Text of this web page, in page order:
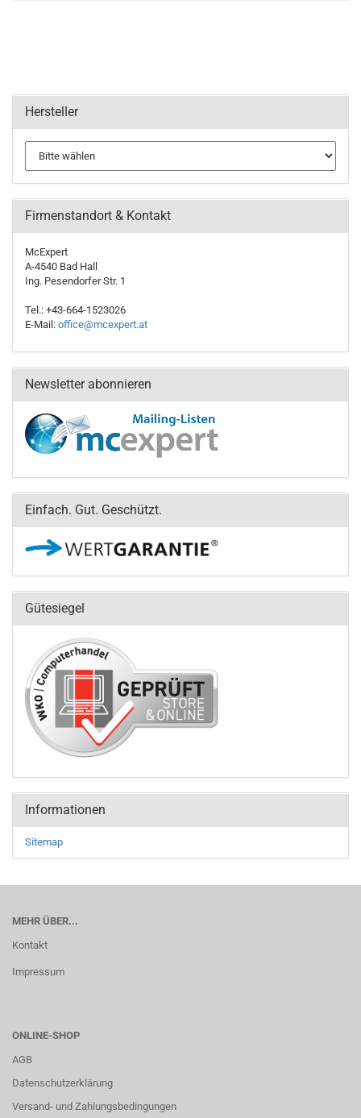
Hersteller
Firmenstandort & Kontakt
McExpert
A-4540 Bad Hall
Ing. Pesendorfer Str. 1
Tel.: +43-664-1523026
E-Mail: office@mcexpert.at
Newsletter abonnieren
Einfach. Gut. Geschützt.
Gütesiegel
Informationen
Sitemap
MEHR ÜBER...
Kontakt
Impressum
ONLINE-SHOP
AGB
Datenschutzerklärung
Versand- und Zahlungsbedingungen